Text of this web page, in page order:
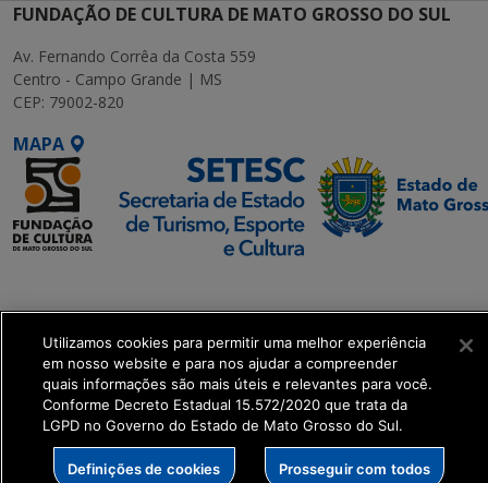
FUNDAÇÃO DE CULTURA DE MATO GROSSO DO SUL
Av. Fernando Corrêa da Costa 559
Centro - Campo Grande | MS
CEP: 79002-820
MAPA
Executiva de
Transformação Digital
get_footer();
Utilizamos cookies para permitir uma melhor experiência
em nosso website e para nos ajudar a compreender
quais informações são mais úteis e relevantes para você.
Conforme Decreto Estadual 15.572/2020 que trata da
LGPD no Governo do Estado de Mato Grosso do Sul.
Definições de cookies Prosseguir com todos